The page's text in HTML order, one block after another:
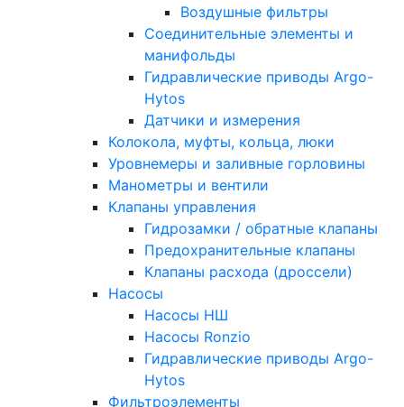
Воздушные фильтры
Соединительные элементы и
манифольды
Гидравлические приводы Argo-
Hytos
Датчики и измерения
Колокола, муфты, кольца, люки
Уровнемеры и заливные горловины
Манометры и вентили
Клапаны управления
Гидрозамки / обратные клапаны
Предохранительные клапаны
Клапаны расхода (дроссели)
Насосы
Насосы НШ
Насосы Ronzio
Гидравлические приводы Argo-
Hytos
Фильтроэлементы